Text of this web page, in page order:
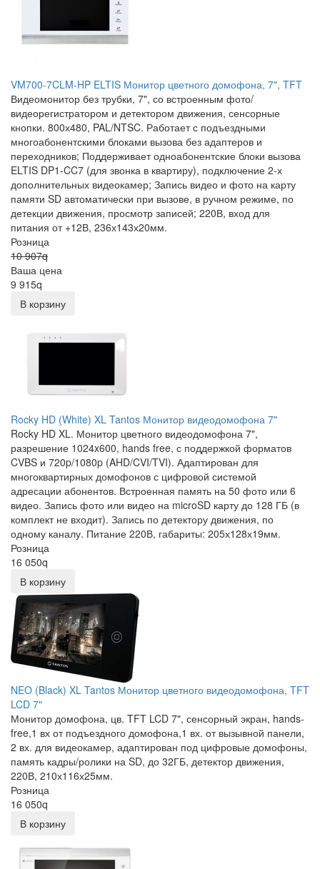
VM700-7CLM-HP ELTIS Монитор цветного домофона, 7", TFT
Видеомонитор без трубки, 7", со встроенным фото/
видеорегистратором и детектором движения, сенсорные
кнопки. 800х480, PAL/NTSC. Работает с подъездными
многоабонентскими блоками вызова без адаптеров и
переходников; Поддерживает одноабонентские блоки вызова
ELTIS DP1-CC7 (для звонка в квартиру), подключение 2-х
дополнительных видеокамер; Запись видео и фото на карту
памяти SD автоматически при вызове, в ручном режиме, по
детекции движения, просмотр записей; 220В, вход для
питания от +12В, 236х143х20мм.
Розница
10 907q
Ваша цена
9 915q
В корзину
Rocky HD (White) XL Tantos Монитор видеодомофона 7"
Rocky HD XL. Монитор цветного видеодомофона 7",
разрешение 1024x600, hands free, с поддержкой форматов
CVBS и 720p/1080p (AHD/CVI/TVI). Адаптирован для
многоквартирных домофонов с цифровой системой
адресации абонентов. Встроенная память на 50 фото или 6
видео. Запись фото или видео на microSD карту до 128 ГБ (в
комплект не входит). Запись по детектору движения, по
одному каналу. Питание 220В, габариты: 205х128х19мм.
Розница
16 050q
В корзину
NEO (Black) XL Tantos Монитор цветного видеодомофона, TFT
LCD 7"
Монитор домофона, цв. TFT LCD 7", сенсорный экран, hands-
free,1 вх от подъездного домофона,1 вх. от вызывной панели,
2 вх. для видеокамер, адаптирован под цифровые домофоны,
память кадры/ролики на SD, до 32ГБ, детектор движения,
220В, 210х116х25мм.
Розница
16 050q
В корзину